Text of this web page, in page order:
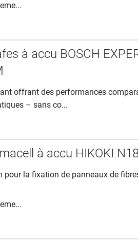
à accu BOSCH
offrant des performances
– sans co...
à accu HIKOKI
pour la fixation de panneaux de